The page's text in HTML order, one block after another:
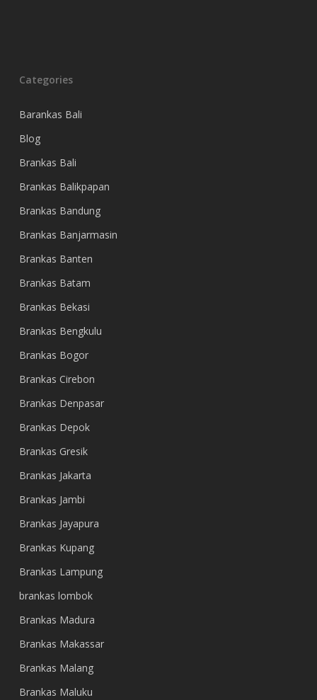
Categories
Barankas Bali
Blog
Brankas Bali
Brankas Balikpapan
Brankas Bandung
Brankas Banjarmasin
Brankas Banten
Brankas Batam
Brankas Bekasi
Brankas Bengkulu
Brankas Bogor
Brankas Cirebon
Brankas Denpasar
Brankas Depok
Brankas Gresik
Brankas Jakarta
Brankas Jambi
Brankas Jayapura
Brankas Kupang
Brankas Lampung
brankas lombok
Brankas Madura
Brankas Makassar
Brankas Malang
Brankas Maluku